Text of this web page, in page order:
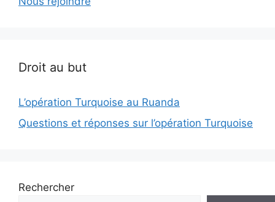
Droit au but
L’opération Turquoise au Ruanda
Questions et réponses sur l’opération Turquoise
Rechercher